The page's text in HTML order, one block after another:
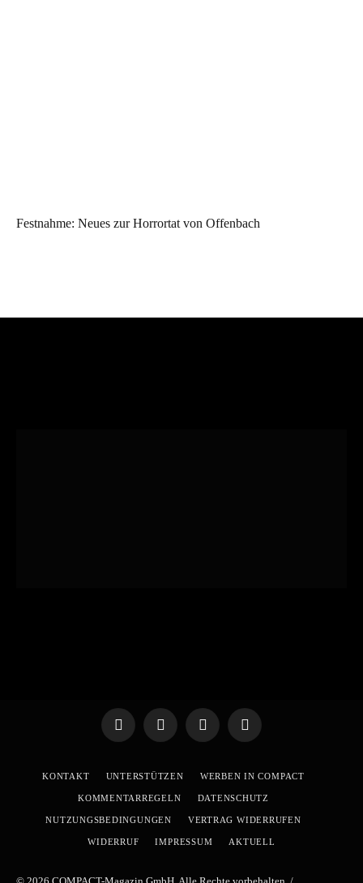
Festnahme: Neues zur Horrortat von Offenbach
TelegramWhatsApp
X
YouTube
KONTAKT UNTERSTÜTZEN WERBEN IN COMPACT
KOMMENTARREGELN DATENSCHUTZ
NUTZUNGSBEDINGUNGEN VERTRAG WIDERRUFEN
WIDERRUF IMPRESSUM AKTUELL